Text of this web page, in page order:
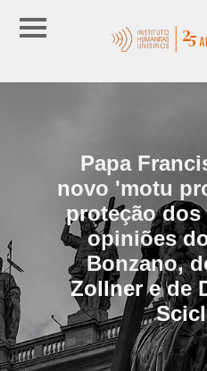
Papa
novo 'motu
proteção dos
opiniões
Bonzano,
Zollner e de